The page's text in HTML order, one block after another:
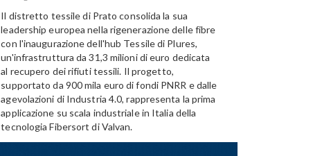
Il distretto tessile di Prato consolida la sua
leadership europea nella rigenerazione delle fibre
con l'inaugurazione dell'hub Tessile di Plures,
un'infrastruttura da 31,3 milioni di euro dedicata
al recupero dei rifiuti tessili. Il progetto,
supportato da 900 mila euro di fondi PNRR e dalle
agevolazioni di Industria 4.0, rappresenta la prima
applicazione su scala industriale in Italia della
tecnologia Fibersort di Valvan.